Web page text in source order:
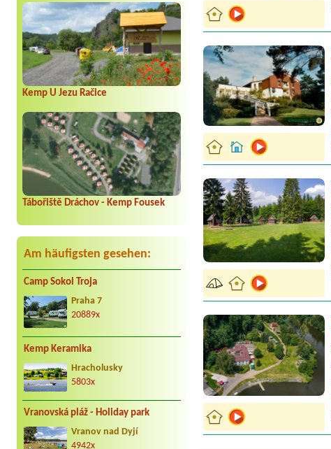
Kemp U Jezu Račice
Tábořiště Dráchov - Kemp Fousek
Am häufigsten gesehen:
Camp Sokol Troja
Praha 7
20889x
Kemp Keramika
Hracholusky
5803x
Vranovská pláž - Holiday park
Vranov nad Dyjí
4942x